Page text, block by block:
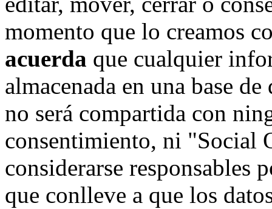
momento que lo creamos
acuerda que cualquier
almacenada en una base
no será compartida con
consentimiento, ni "Social
considerarse responsables
que conlleve a que los